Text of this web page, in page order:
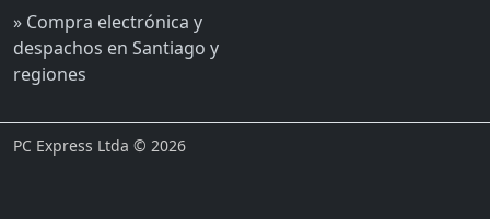
» Compra electrónica y
despachos en Santiago y
regiones
PC Express Ltda © 2026